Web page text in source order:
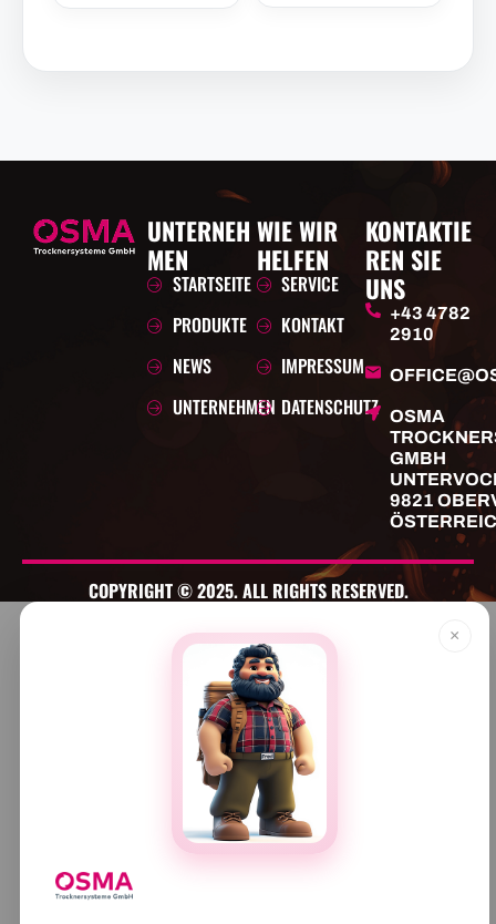
UNTERNEH
MEN
STARTSEITE
PRODUKTE
NEWS
UNTERNEHMEN
WIE WIR
HELFEN
SERVICE
KONTAKT
IMPRESSUM
DATENSCHUTZ
KONTAKTIE
REN SIE
UNS
+43 4782
2910
OSMA
GMBH
9821
COPYRIGHT © 2025. ALL RIGHTS RESERVED.
×